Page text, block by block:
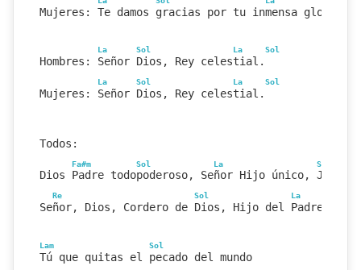
Mujeres: Te damos gracias por tu inmensa gloria.
La Sol La Sol
Hombres: Señor Dios, Rey celestial.
La Sol La Sol
Mujeres: Señor Dios, Rey celestial.
Todos:
Fa#m Sol La Sol
Dios Padre todopoderoso, Señor Hijo único,
Re Sol La
Señor, Dios, Cordero de Dios, Hijo del Padre.
Lam Sol
Tú que quitas el pecado del mundo